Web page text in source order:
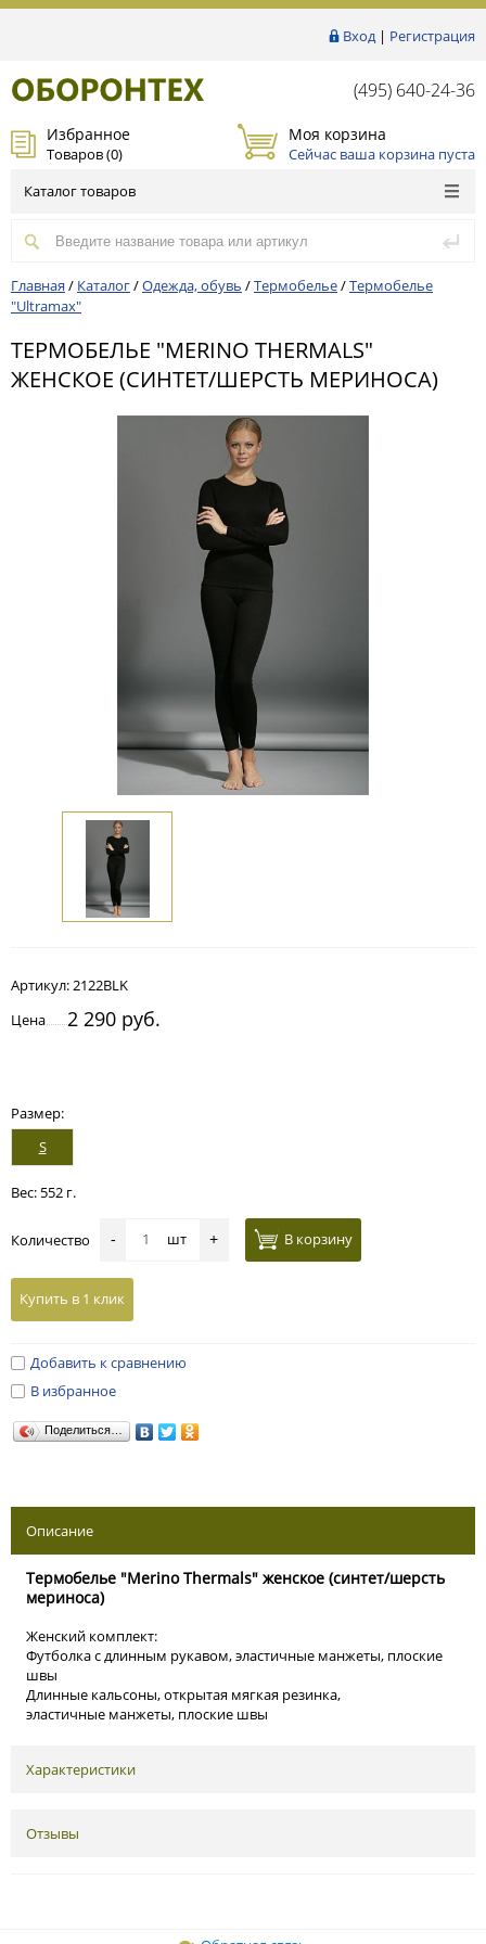
Вход| Регистрация
(495) 640-24-36
Избранное
Товаров (0)
Моя корзина
Сейчас ваша корзина пуста
Каталог товаров
Главная / Каталог/Одежда, обувь /Термобелье/Термобелье
"Ultramax"
ТЕРМОБЕЛЬЕ "MERINO THERMALS"
ЖЕНСКОЕ (СИНТЕТ/ШЕРСТЬ МЕРИНОСА)
Артикул:2122BLK
Цена
2 290 руб.
Размер:
S
Вес: 552 г.
Количество - шт + В корзину
Купить в 1 клик
Добавить к сравнению
В избранное
Поделиться…
Описание
Термобелье "Merino Thermals" женское (синтет/шерсть
мериноса)
Женский комплект:
Футболка с длинным рукавом, эластичные манжеты, плоские
швы
Длинные кальсоны, открытая мягкая резинка,
эластичные манжеты, плоские швы
Характеристики
Отзывы